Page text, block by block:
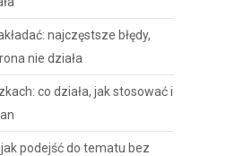
najczęstsze błędy,
nie działa
co działa, jak stosować i
podejść do tematu bez